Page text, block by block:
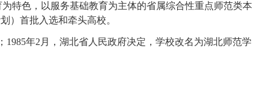
特色，以服务基础教育为主体的省属综合性重点师范类本
）首批入选和牵头高校。
1985年2月，湖北省人民政府决定，学校改名为湖北师范学